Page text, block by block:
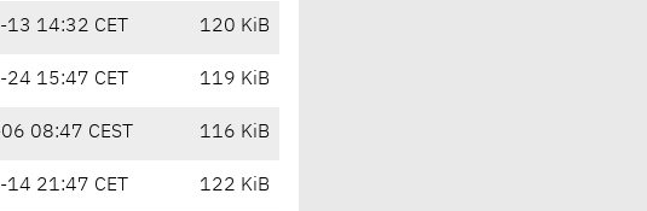
14:32 CET 120 KiB
15:47 CET 119 KiB
08:47 CEST 116 KiB
21:47 CET 122 KiB